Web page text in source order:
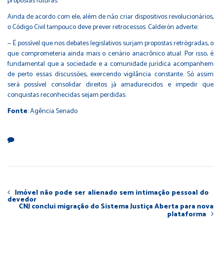
Ainda de acordo com ele, além de não criar dispositivos revolucionários,
o Código Civil tampouco deve prever retrocessos. Calderón adverte:
— É possível que nos debates legislativos surjam propostas retrógradas, o
que comprometeria ainda mais o cenário anacrônico atual. Por isso, é
fundamental que a sociedade e a comunidade jurídica acompanhem
de perto essas discussões, exercendo vigilância constante. Só assim
será possível consolidar direitos já amadurecidos e impedir que
conquistas reconhecidas sejam perdidas.
Fonte: Agência Senado
Imóvel não pode ser alienado sem intimação pessoal do
devedor
CNJ conclui migração do Sistema Justiça Aberta para nova
plataforma